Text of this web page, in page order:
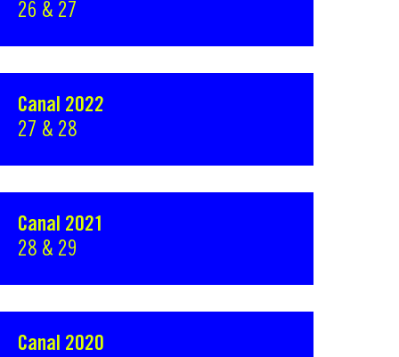
26 & 27
Canal 2022
27 & 28
Canal 2021
28 & 29
Canal 2020